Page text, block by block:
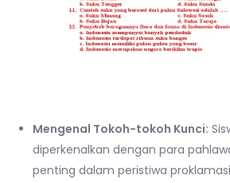
Mengenal Tokoh-tokoh Kunci:
diperkenalkan dengan para
penting dalam peristiwa